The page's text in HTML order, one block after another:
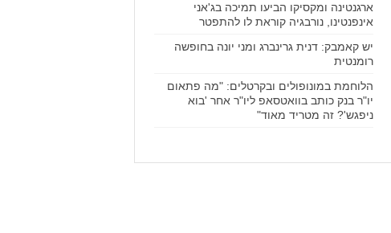
ארגנטינה ומקסיקו הביעו תמיכה בג'אני
אינפנטינו, נורבגיה קוראת לו להתפטר
יש קאמבק: דנית גרינברג ומני יונה בחופשה
רומנטית
הלוחמת במונופולים ובקרטלים: "מה פתאום
יו"ר בנק כותב בוואטסאפ ליו"ר אחר 'בוא
ניפגש'? זה מטריד מאוד"